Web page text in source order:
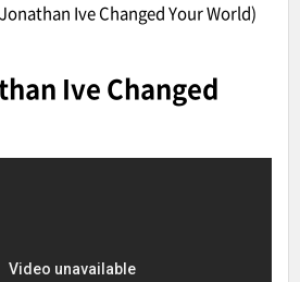
Jonathan Ive Changed Your World)
Ive Changed